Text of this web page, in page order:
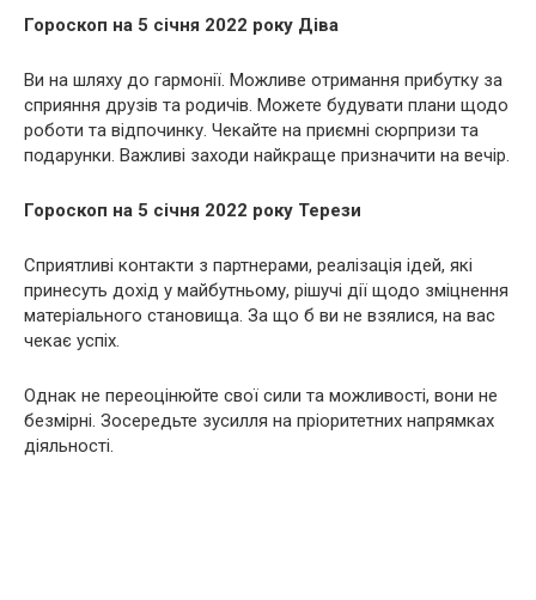
Гороскоп на 5 січня 2022 року Діва
Ви на шляху до гармонії. Можливе отримання прибутку за
сприяння друзів та родичів. Можете будувати плани щодо
роботи та відпочинку. Чекайте на приємні сюрпризи та
подарунки. Важливі заходи найкраще призначити на вечір.
Гороскоп на 5 січня 2022 року Терези
Сприятливі контакти з партнерами, реалізація ідей, які
принесуть дохід у майбутньому, рішучі дії щодо зміцнення
матеріального становища. За що б ви не взялися, на вас
чекає успіх.
Однак не переоцінюйте свої сили та можливості, вони не
безмірні. Зосередьте зусилля на пріоритетних напрямках
діяльності.